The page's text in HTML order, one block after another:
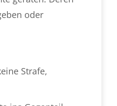
oder
Strafe,